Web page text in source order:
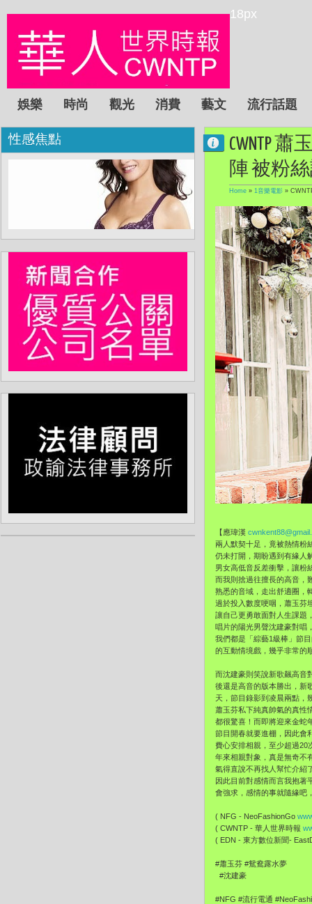
18px
娛樂 時尚 觀光 消費 藝文 流行話題
CWNTP
陣 被粉
Home » 1音樂電影 »
【應瑋漢
兩人默契十足，竟被熱情粉
仍未打開，期盼遇到有緣人
男女高低音反差衝擊，讓粉
而我則捨過往擅長的高音，
熟悉的音域，走出舒適圈，
過於投入數度哽咽，蕭玉芬
讓自己更勇敢面對人生課題
唱片的陽光男聲沈建豪對唱
我們都是「綜藝1級棒」節
的互動情境戲，幾乎非常的
而沈建豪則笑說新歌飆高音
後還是高音的版本勝出，新
天，節目錄影到凌晨兩點，
蕭玉芬私下純真帥氣的真性
都很驚喜！而即將迎來金蛇
節目開春就要進棚，因此會
費心安排相親，至少超過20
年來相親對象，真是無奇不
氣得直說不再找人幫忙介紹
因此目前對感情而言我抱著
會強求，感情的事就隨緣吧
( NFG - NeoFashionGo
( CWNTP - 華人世界時報
( EDN - 東方數位新聞-
#蕭玉芬 #鴛鴦露水夢
#沈建豪
#NFG #流行電通
性感焦點